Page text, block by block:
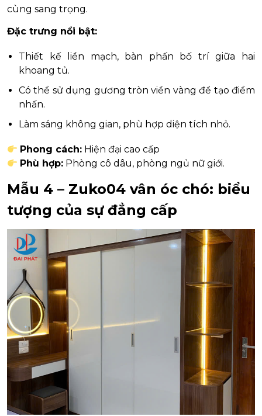
cùng sang trọng.
Đặc trưng nổi bật:
Thiết kế liền mạch, bàn phấn bố trí giữa hai
khoang tủ.
Có thể sử dụng gương tròn viền vàng để tạo điểm
nhấn.
Làm sáng không gian, phù hợp diện tích nhỏ.
Phong cách: Hiện đại cao cấp
Phù hợp: Phòng cô dâu, phòng ngủ nữ giới.
Mẫu 4 – Zuko04 vân óc chó: biểu
tượng của sự đẳng cấp